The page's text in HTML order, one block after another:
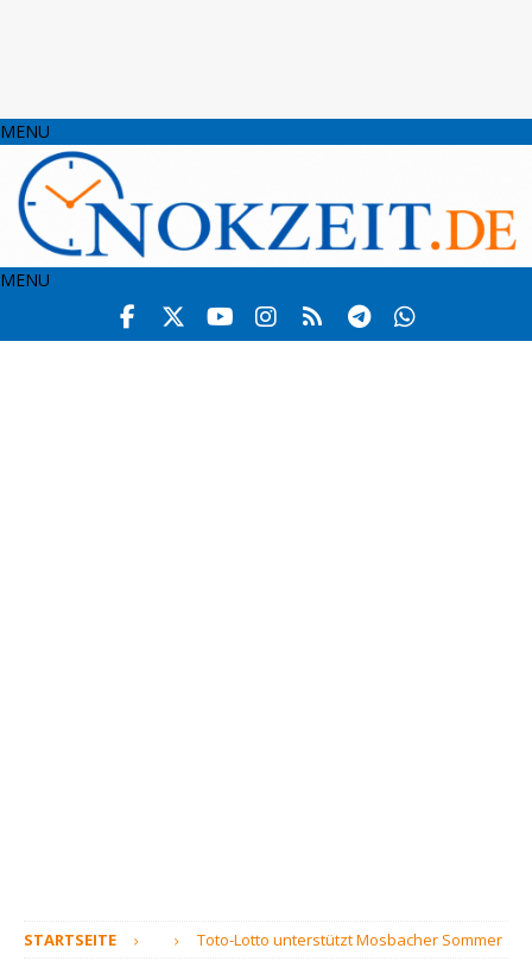
MENU
MENU
STARTSEITE Toto-Lotto unterstützt Mosbacher Sommer